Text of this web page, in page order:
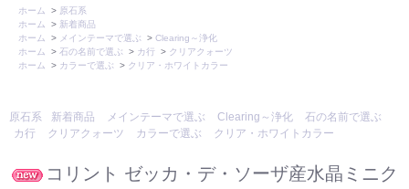
ホーム > 原石系
ホーム
> 新着商品
ホーム
> メインテーマで選ぶ > Clearing～浄化
ホーム
> 石の名前で選ぶ > カ行 > クリアクォーツ
ホーム
> カラーで選ぶ > クリア・ホワイトカラー
原石系 新着商品 メインテーマで選ぶ Clearing～浄化
石の名前で選ぶ
カ行
クリアクォーツ カラーで選ぶ クリア・ホワイトカラー
コリント ゼッカ・デ・ソーザ産水晶ミニク